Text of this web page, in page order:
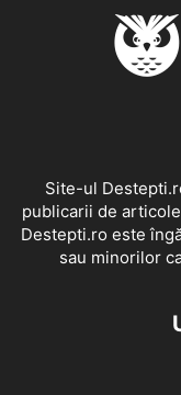
Site-ul
publicarii de
Destepti.ro este
sau minorilor